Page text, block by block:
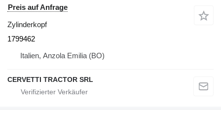
Preis auf Anfrage
Zylinderkopf
1799462
Italien, Anzola Emilia (BO)
CERVETTI TRACTOR SRL